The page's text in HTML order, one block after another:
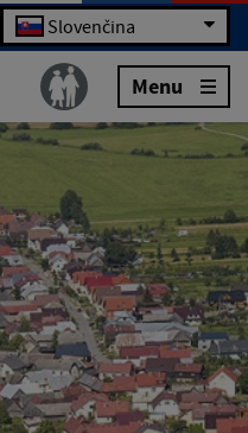
Slovenčina
Menu